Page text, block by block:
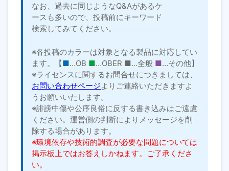
なお、過去に同じようなQ&Aがあるケ
ースも多いので、投稿前にキーワード
検索してみてください。
※各投稿のカラーは対象となる製品に対応してい
ます。【■…OB ■…OBER ■…全般 ■…その他】
※ライセンスに関するお問合せにつきましては、
お問い合わせページよりご連絡いただきますよ
うお願いいたします。
※誹謗中傷や公序良俗に反する書き込みはご遠慮
ください。運営側の判断によりメッセージを削
除する場合があります。
※環境依存や技術的調査が必要な問題については
掲示板上ではお答えしかねます。ご了承くださ
い。